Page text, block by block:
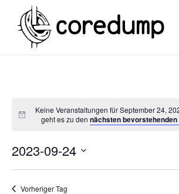
Keine Veranstaltungen für September 24,
geht es zu dennächsten
2023-09-24
Vorheriger Tag